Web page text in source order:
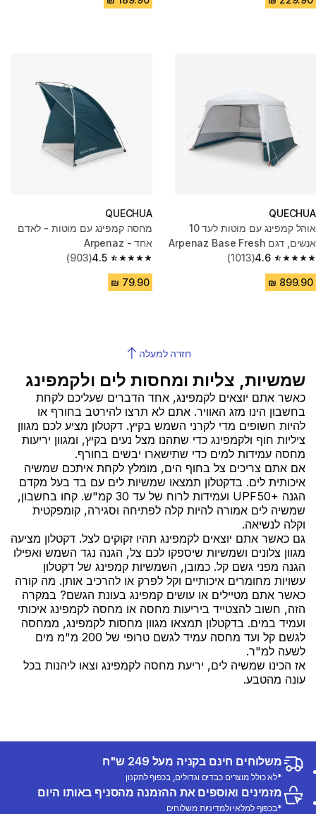
QUECHUA
אוהל קמפינג עם מוטות לעד 10
אנשים, דגם Arpenaz Base Fresh
4.6
4.6 out of 5 stars from 1013 reviews
(1013)
QUECHUA
מחסה קמפינג עם מוטות - לאדם
אחד - Arpenaz
4.5
4.5 out of 5 stars from 903 reviews
(903)
חזרה למעלה
שמשיות, צליות ומחסות לים ולקמפינג
כאשר אתם יוצאים לקמפינג, אחד הדברים שעליכם לקחת
בחשבון הינו מזג האוויר. אתם לא תרצו להירטב בחורף או
להיות חשופים מדי לקרני השמש בקיץ. דקטלון מציע לכם מגוון
ציליות חוף ולקמפינג כדי שתהנו מצל נעים בקיץ, ומגוון יריעות
מחסה עמידות למים כדי שתישארו יבשים בחורף.
אם אתם צריכים צל בחוף הים, מומלץ לקחת איתכם שמשיה
איכותית לים. בדקטלון תמצאו שמשיות לים עם בד בעל מקדם
הגנה ‎UPF50+‎ ועמידות לרוח של עד 30 קמ"ש. קחו בחשבון,
שמשיה לים אמורה להיות קלה לפתיחה וסגירה, קומפקטית
וקלה לנשיאה.
גם כאשר אתם יוצאים לקמפינג תהיו זקוקים לצל. דקטלון מציעה
מגוון צלונים ושמשיות שיספקו לכם צל, הגנה נגד השמש ואפילו
הגנה מפני גשם קל. כמובן, השמשיות קמפינג של דקטלון
עשויות מחומרים איכותיים וקל לפרק או להרכיב אותן. מה קורה
כאשר אתם מטיילים או עושים קמפינג בעונת הגשם? במקרה
הזה, חשוב להצטייד ביריעות מחסה או מחסה לקמפינג איכותי
ועמיד במים. בדקטלון תמצאו מגוון מחסות לקמפינג, ממחסה
לגשם קל ועד מחסה עמיד לגשם טרופי של 200 מ"מ מים
לשעה למ"ר.
אז הכינו שמשיה לים, יריעת מחסה לקמפינג וצאו ליהנות בכל
עונה מהטבע.
משלוחים חינם בקניה מעל 249 ש"ח
*לא כולל מוצרים כבדים וגדולים, בכפוף לתקנון
מזמינים ואוספים את ההזמנה מהסניף באותו היום
*בכפוף למלאי ולמדיניות משלוחים